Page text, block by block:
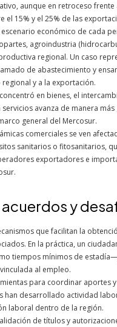
aunque en retroceso frente
15% y el 25% de las
económico de cada
agroindustria
regional. Un caso
de abastecimiento y
y a la exportación.
en bienes, el
avanza de manera
general del Mercosur.
comerciales se ven
sanitarios o fitosanitarios,
exportadores e
y
que facilitan la
En la práctica, un
tiempos mínimos de
al empleo.
para coordinar aportes
desarrollado actividad
laboral dentro de la región.
de títulos y